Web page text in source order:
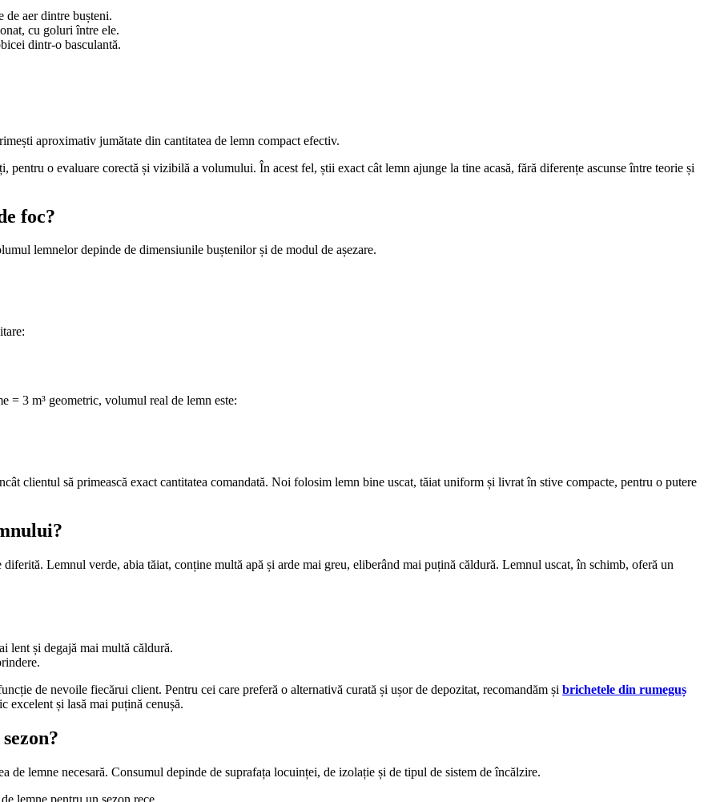
aer dintre bușteni.
cu goluri între ele.
dintr-o basculantă.
aproximativ jumătate din cantitatea de lemn compact efectiv.
o evaluare corectă și vizibilă a volumului. În acest fel, știi exact cât lemn ajunge la tine acasă, fără diferențe ascunse între teorie și
foc?
lemnelor depinde de dimensiunile buștenilor și de modul de așezare.
= 3 m³ geometric, volumul real de lemn este:
clientul să primească exact cantitatea comandată. Noi folosim lemn bine uscat, tăiat uniform și livrat în stive compacte, pentru o putere
Lemnul verde, abia tăiat, conține multă apă și arde mai greu, eliberând mai puțină căldură. Lemnul uscat, în schimb, oferă un
lent și degajă mai multă căldură.
de nevoile fiecărui client. Pentru cei care preferă o alternativă curată și ușor de depozitat, recomandăm și brichetele din rumeguș
excelent și lasă mai puțină cenușă.
de lemne necesară. Consumul depinde de suprafața locuinței, de izolație și de tipul de sistem de încălzire.
lemne pentru un sezon rece.